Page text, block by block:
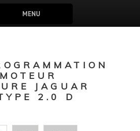
MENU
MOTEUR
JAGUAR
2.0 D